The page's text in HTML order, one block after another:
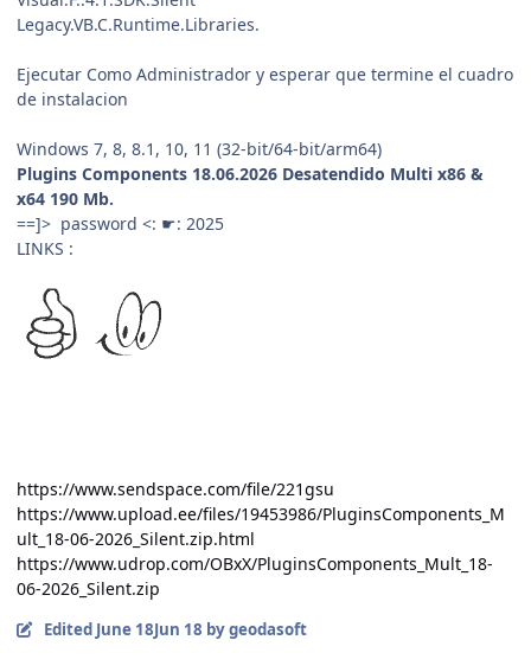
Legacy.VB.C.Runtime.Libraries.
Ejecutar Como Administrador y esperar que termine el cuadro
de instalacion
Windows 7, 8, 8.1, 10, 11 (32-bit/64-bit/arm64)
Plugins Components 18.06.2026 Desatendido Multi x86 &
x64 190 Mb.
==]> password <: ☛: 2025
LINKS :
https://www.sendspace.com/file/221gsu
https://www.upload.ee/files/19453986/PluginsComponents_M
ult_18-06-2026_Silent.zip.html
https://www.udrop.com/OBxX/PluginsComponents_Mult_18-
06-2026_Silent.zip
Edited June 18Jun 18 by geodasoft